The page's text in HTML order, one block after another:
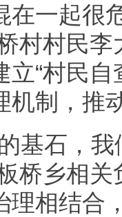
在一起很
村村民
立“村民
机制，推
基石，
桥乡相
理相结合